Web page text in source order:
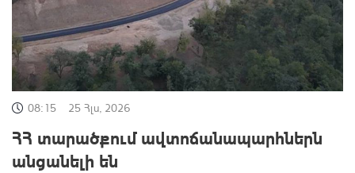
08:15 25 Հլս, 2026
ՀՀ տարածքում ավտոճանապարհներն
անցանելի են